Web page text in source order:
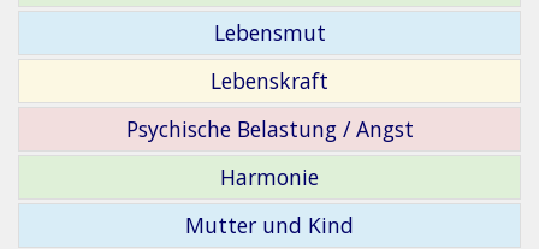
Lebensmut
Lebenskraft
Psychische Belastung / Angst
Harmonie
Mutter und Kind